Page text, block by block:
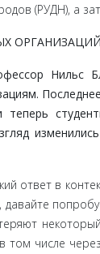
(РУДН), а
ОРГАНИЗАЦИЙ
Нильс
ответ в
том числе